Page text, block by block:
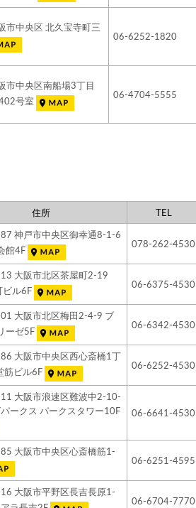
市中央区 北久宝寺町三
06-6252-1820
市中央区南船場3丁目
号室
06-4704-5555
住所 TEL
神戸市中央区御幸通8-1-6
館4F
078-262-4530
大阪市北区茶屋町2-19
ビル6F
06-6375-4530
大阪市北区梅田2-4-9 ブ
ーゼ5F
06-6342-4530
大阪市中央区西心斎橋1丁
筋ビル6F
06-6252-4530
大阪市浪速区難波中2-10-
ークス パークスタワー10F
06-6641-4530
大阪市中央区心斎橋筋1-
06-6251-4595
大阪市平野区長吉長原1-
06-6704-7770